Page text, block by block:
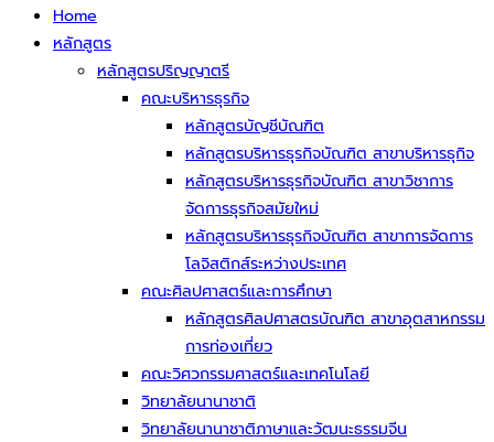
Home
หลักสูตร
หลักสูตรปริญญาตรี
คณะบริหารธุรกิจ
หลักสูตรบัญชีบัณฑิต
หลักสูตรบริหารธุรกิจบัณฑิต สาขาบริหารธุกิจ
หลักสูตรบริหารธุรกิจบัณฑิต สาขาวิชาการ
จัดการธุรกิจสมัยใหม่
หลักสูตรบริหารธุรกิจบัณฑิต สาขาการจัดการ
โลจิสติกส์ระหว่างประเทศ
คณะศิลปศาสตร์และการศึกษา
หลักสูตรศิลปศาสตรบัณฑิต สาขาอุตสาหกรรม
การท่องเที่ยว
คณะวิศวกรรมศาสตร์และเทคโนโลยี
วิทยาลัยนานาชาติ
วิทยาลัยนานาชาติภาษาและวัฒนะธรรมจีน